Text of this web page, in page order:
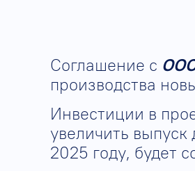
Соглашение с
производства
Инвестиции в
увеличить
2025 году, будет